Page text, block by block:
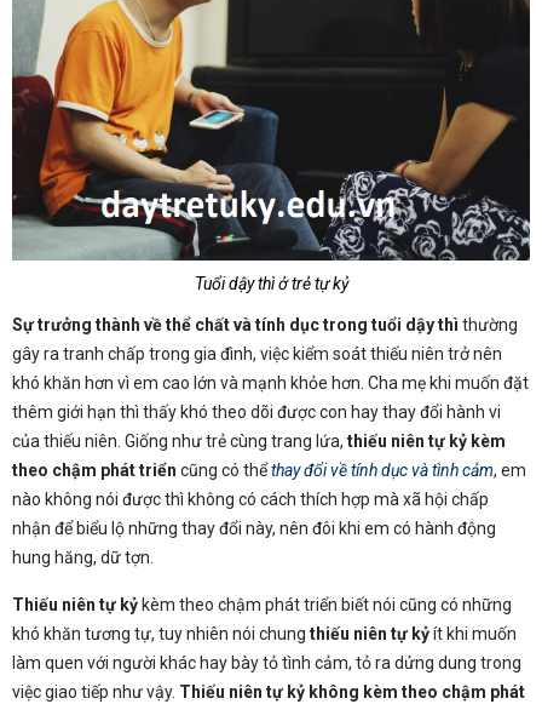
Tuổi dậy thì ở trẻ tự kỷ
Sự trưởng thành về thể chất và tính dục trong tuổi dậy thì thường
gây ra tranh chấp trong gia đình, việc kiểm soát thiếu niên trở nên
khó khăn hơn vì em cao lớn và mạnh khỏe hơn. Cha mẹ khi muốn đặt
thêm giới hạn thì thấy khó theo dõi được con hay thay đổi hành vi
của thiếu niên. Giống như trẻ cùng trang lứa, thiếu niên tự kỷ kèm
theo chậm phát triển cũng có thểthay đổi về tính dục và tình cảm, em
nào không nói được thì không có cách thích hợp mà xã hội chấp
nhận để biểu lộ những thay đổi này, nên đôi khi em có hành động
hung hăng, dữ tợn.
Thiếu niên tự kỷ kèm theo chậm phát triển biết nói cũng có những
khó khăn tương tự, tuy nhiên nói chung thiếu niên tự kỷít khi muốn
làm quen với người khác hay bày tỏ tình cảm, tỏ ra dửng dung trong
việc giao tiếp như vậy. Thiếu niên tự kỷ không kèm theo chậm phát